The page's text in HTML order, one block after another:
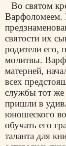
Во святом
Варфоломеем.
святости их
родители его,
молитвы.
матерней,
всех
службы тот же
пришли в
юношеского
обучать его
таланта для